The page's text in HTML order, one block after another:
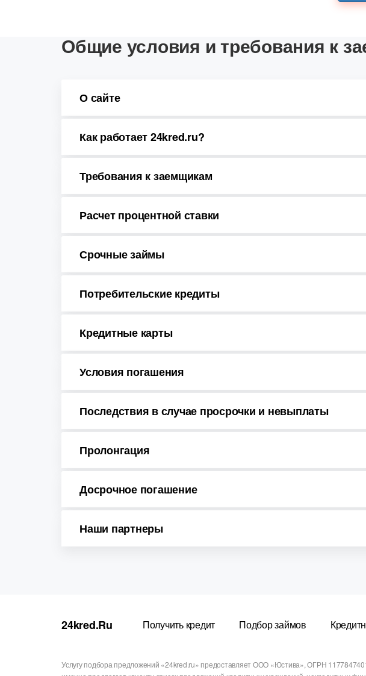
Общие условия и требования к
О сайте
Как работает 24kred.ru?
Требования к заемщикам
Расчет процентной ставки
Срочные займы
Потребительские кредиты
Кредитные карты
Условия погашения
Последствия в случае просрочки и невыплаты
Пролонгация
Досрочное погашение
Наши партнеры
24kred.ru Получить кредит Подбор займов
Услугу подбора предложений «24kred.ru» предоставляет ООО «Юстива», ОГРН